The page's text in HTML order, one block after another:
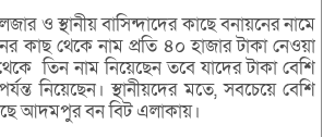
ও স্থানীয় বাসিন্দাদের কাছে বনায়নের নামে
কাছ থেকে নাম প্রতি ৪০ হাজার টাকা নেওয়া
তিন নাম নিয়েছেন তবে যাদের টাকা বেশি
নিয়েছেন। স্থানীয়দের মতে, সবচেয়ে বেশি
আদমপুর বন বিট এলাকায়।